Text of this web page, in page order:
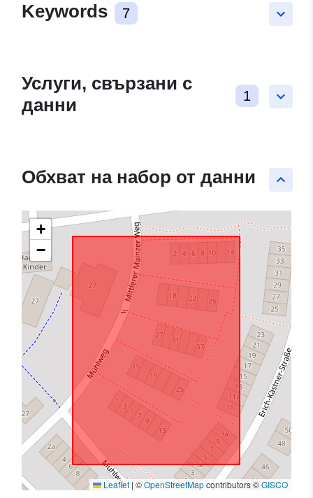
keyboard_arrow_down
Keywords 7
keyboard_arrow_down
Услуги, свързани с
данни
1
keyboard_arrow_up
Обхват на набор от данни
+
−
Leaflet | ©OpenStreetMapcontributors ©GISCO